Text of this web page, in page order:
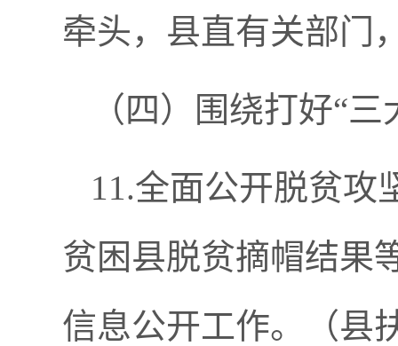
牵头，县直有关部门
（四）围绕打好“
11.全面公开脱贫攻
贫困县脱贫摘帽结果
信息公开工作。（县